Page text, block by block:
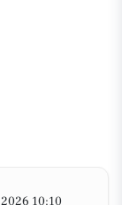
10:10